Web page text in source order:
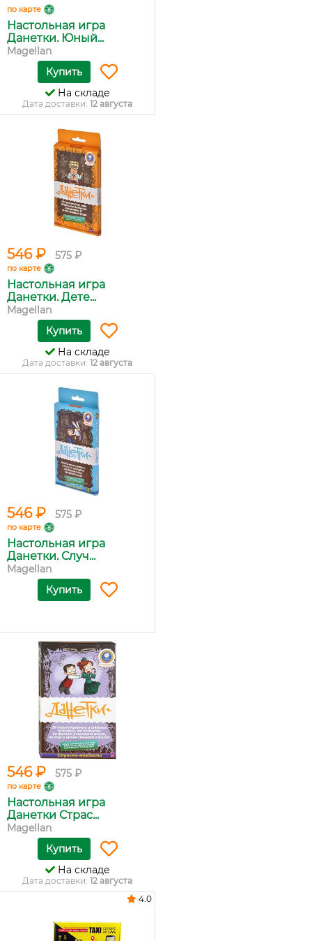
по карте
Настольная игра
Данетки. Юный...
Magellan
Купить
На складе
Дата доставки: 12 августа
546 ₽ 575 ₽
по карте
Настольная игра
Данетки. Дете...
Magellan
Купить
На складе
Дата доставки: 12 августа
546 ₽ 575 ₽
по карте
Настольная игра
Данетки. Случ...
Magellan
Купить
546 ₽ 575 ₽
по карте
Настольная игра
Данетки Страс...
Magellan
Купить
На складе
Дата доставки: 12 августа
4.0